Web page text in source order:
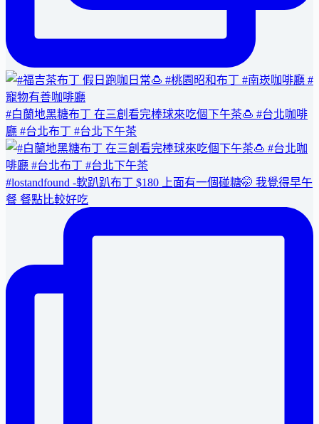
#白蘭地黑糖布丁 在三創看完棒球來吃個下午茶🍮 #台北咖啡
廳 #台北布丁 #台北下午茶
#lostandfound -軟趴趴布丁 $180 上面有一個碰糖🤭 我覺得早午
餐 餐點比較好吃